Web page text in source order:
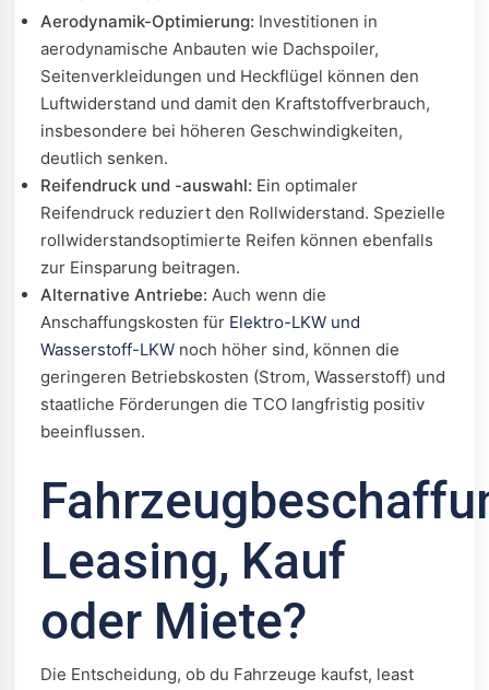
Aerodynamik-Optimierung: Investitionen in
aerodynamische Anbauten wie Dachspoiler,
Seitenverkleidungen und Heckflügel können den
Luftwiderstand und damit den Kraftstoffverbrauch,
insbesondere bei höheren Geschwindigkeiten,
deutlich senken.
Reifendruck und -auswahl: Ein optimaler
Reifendruck reduziert den Rollwiderstand. Spezielle
rollwiderstandsoptimierte Reifen können ebenfalls
zur Einsparung beitragen.
Alternative Antriebe: Auch wenn die
Anschaffungskosten für Elektro-LKW und
Wasserstoff-LKW noch höher sind, können die
geringeren Betriebskosten (Strom, Wasserstoff) und
staatliche Förderungen die TCO langfristig positiv
beeinflussen.
Leasing, Kauf
oder Miete?
Die Entscheidung, ob du Fahrzeuge kaufst, least